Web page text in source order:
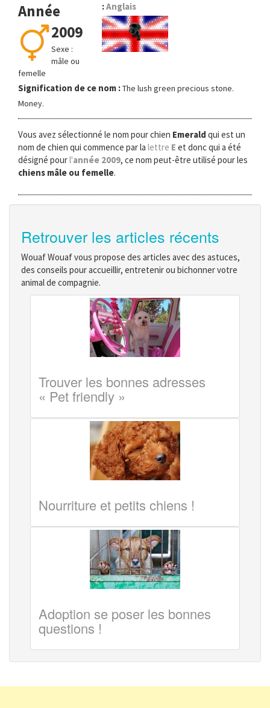
Année
2009
Sexe :
mâle ou
femelle
:Anglais
Signification de ce nom :The lush green precious stone.
Money.
Vous avez sélectionné le nom pour chien Emerald qui est un
nom de chien qui commence par la lettre E et donc qui a été
désigné pourl'année 2009, ce nom peut-être utilisé pour les
chiens mâle ou femelle.
Retrouver les articles récents
Wouaf Wouaf vous propose des articles avec des astuces,
des conseils pour accueillir, entretenir ou bichonner votre
animal de compagnie.
Trouver les bonnes adresses
« Pet friendly »
Nourriture et petits chiens !
Adoption se poser les bonnes
questions !